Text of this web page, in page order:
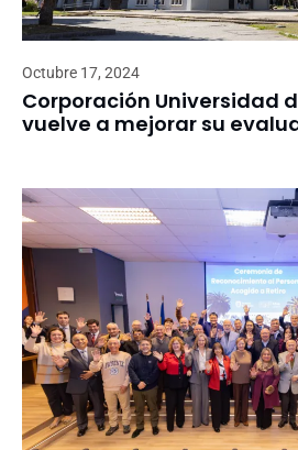
Octubre 17, 2024
Corporación Universidad
vuelve a mejorar su